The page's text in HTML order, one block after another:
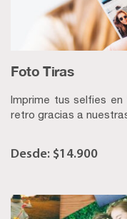
Foto Tiras
Imprime tus selfies
retro gracias a
$14.900